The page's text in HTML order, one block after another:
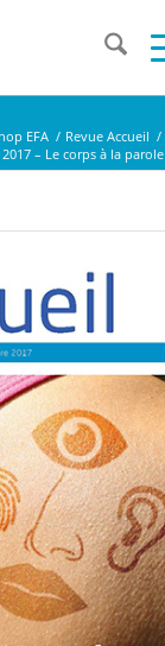
EFA / Revue Accueil /
– Le corps à la parole